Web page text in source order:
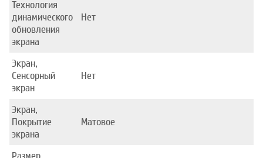
Технология
динамического
обновления
экрана
Нет
Экран,
Сенсорный
экран
Нет
Экран,
Покрытие
экрана
Матовое